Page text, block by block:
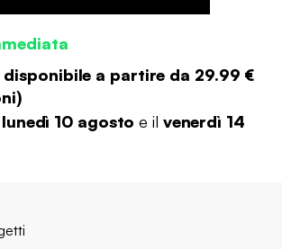
disponibile a partire da 29.99 €
)
lunedì 10 agosto e il venerdì 14